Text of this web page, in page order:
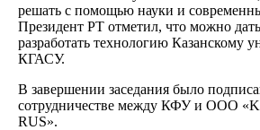
решать с помощью науки и
Президент РТ отметил, что можно
разработать технологию Казанскому
КГАСУ.
В завершении заседания было
сотрудничестве между КФУ и ООО
RUS».